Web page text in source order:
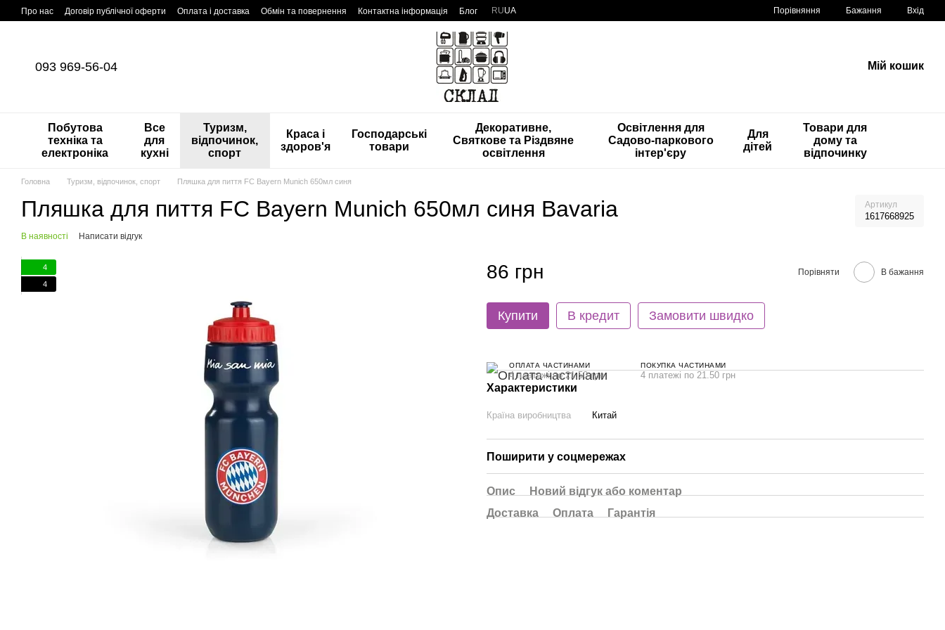
Перейти до основного контенту
Про нас Договір публічної оферти Оплата і доставка Обмін та повернення Контактна інформація Блог RUUA Порівняння Бажання Вхід
093 969-56-04 Мій кошик
Побутова
техніка та
електроніка
Все
для
кухні
Туризм,
відпочинок,
спорт
Краса і
здоров'я
Господарські
товари
Декоративне,
Святкове та Різдвяне
освітлення
Освітлення для
Садово-паркового
інтер'єру
Для
дітей
Товари для
дому та
відпочинку
Головна Туризм, відпочинок, спорт Пляшка для пиття FC Bayern Munich 650мл синя
Пляшка для пиття FC Bayern Munich 650мл синя Bavaria Артикул
1617668925
В наявності Написати відгук
4
4
86 грн Порівняти В бажання
Купити В кредит Замовити швидко
ОПЛАТА ЧАСТИНАМИ
4 платежі по 21.50 грн
ПОКУПКА ЧАСТИНАМИ
4 платежі по 21.50 грн
Характеристики
Країна виробництва Китай
Поширити у соцмережах
Опис
Новий відгук або коментар
Доставка
Оплата Гарантія